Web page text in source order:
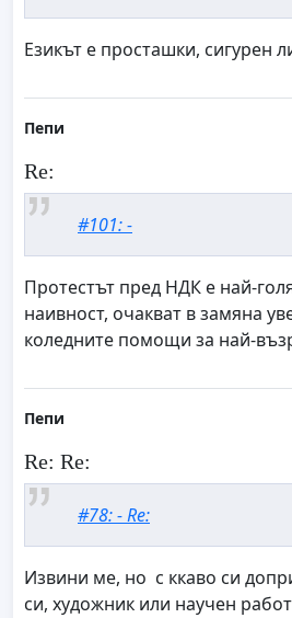
Езикът е просташки, сигурен
Пепи
Re:
#101: -
Протестът пред НДК е най-
наивност, очакват в замяна
коледните помощи за най-
Пепи
Re: Re:
#78: - Re:
Извини ме, но с ккаво си
си, художник или научен